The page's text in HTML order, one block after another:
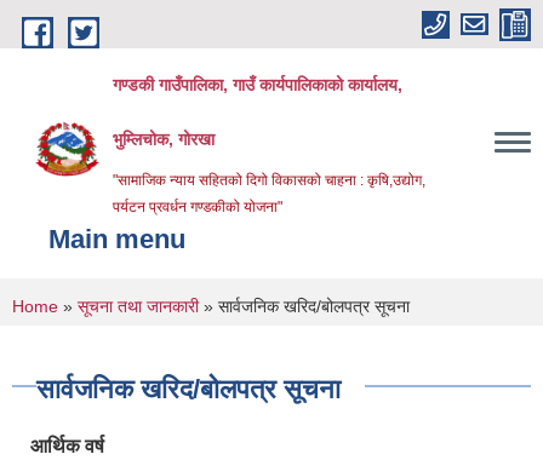
Skip to main content
गण्डकी गाउँपालिका, गाउँ कार्यपालिकाको कार्यालय,
भुम्लिचोक, गोरखा
"सामाजिक न्याय सहितको दिगो विकासको चाहना : कृषि,उद्योग,
पर्यटन प्रवर्धन गण्डकीको योजना"
Main menu
You are here
Home » सूचना तथा जानकारी» सार्वजनिक खरिद/बोलपत्र सूचना
सार्वजनिक खरिद/बोलपत्र सूचना
आर्थिक वर्ष